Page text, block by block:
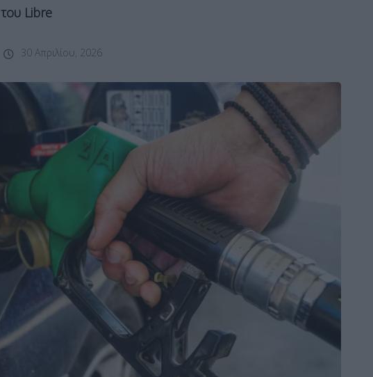
Libre
30 Απριλίου, 2026